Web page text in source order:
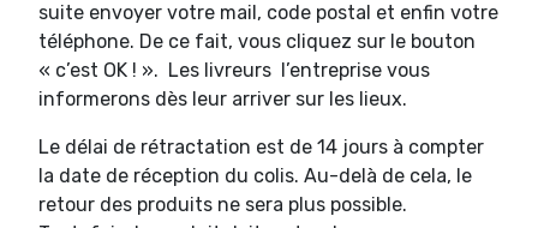
suite envoyer votre mail, code postal et enfin votre
téléphone. De ce fait, vous cliquez sur le bouton
« c’est OK ! ». Les livreurs l’entreprise vous
informerons dès leur arriver sur les lieux.
Le délai de rétractation est de 14 jours à compter
la date de réception du colis. Au-delà de cela, le
retour des produits ne sera plus possible.